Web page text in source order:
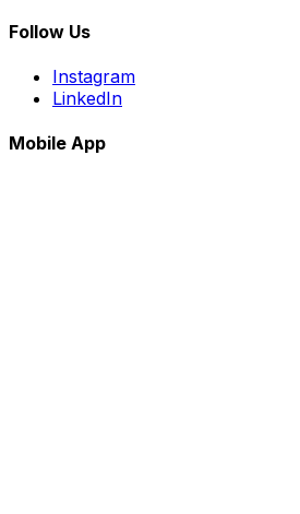
Follow Us
Instagram
LinkedIn
Mobile App